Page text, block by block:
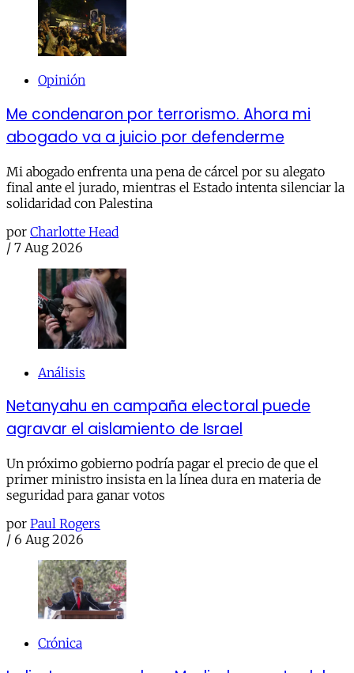
Opinión
Me condenaron por terrorismo. Ahora mi
abogado va a juicio por defenderme
Mi abogado enfrenta una pena de cárcel por su alegato
final ante el jurado, mientras el Estado intenta silenciar la
solidaridad con Palestina
por Charlotte Head
/ 7 Aug 2026
Análisis
Netanyahu en campaña electoral puede
agravar el aislamiento de Israel
Un próximo gobierno podría pagar el precio de que el
primer ministro insista en la línea dura en materia de
seguridad para ganar votos
por Paul Rogers
/ 6 Aug 2026
Crónica